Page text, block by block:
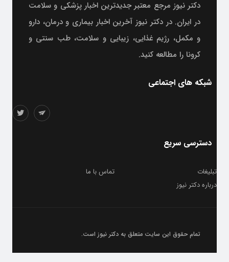
دکتر نیوز مرجع معتبر جدیدترین اخبار پزشکی و سلامت
در ایران. در دکتر نیوز آخرین اخبار بیماری و درمان، دارو
و مکمل، رژیم غذایی، زیبایی و سلامت، طب سنتی و
کرونا را مطالعه کنید.
شبکه های اجتماعی
دسترسی سریع
تبلیغات
تماس با ما
درباره دکتر نیوز
تمام حقوق این سایت متعلق به دکتر نیوز است.